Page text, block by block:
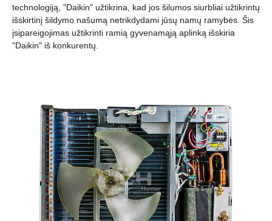
technologiją, "Daikin" užtikrina, kad jos šilumos siurbliai užtikrintų
išskirtinį šildymo našumą netrikdydami jūsų namų ramybės. Šis
įsipareigojimas užtikrinti ramią gyvenamąją aplinką išskiria
"Daikin" iš konkurentų.